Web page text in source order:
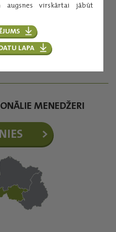
augsnes virskārtai jābūt
LAPA
līdzekļi
MENEDŽERI